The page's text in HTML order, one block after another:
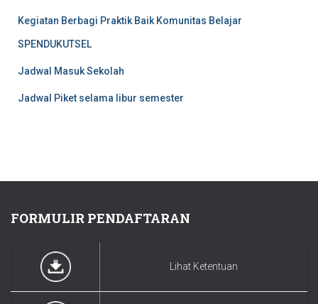
Kegiatan Berbagi Praktik Baik Komunitas Belajar
SPENDUKUTSEL
Jadwal Masuk Sekolah
Jadwal Piket selama libur semester
FORMULIR PENDAFTARAN
Lihat Ketentuan